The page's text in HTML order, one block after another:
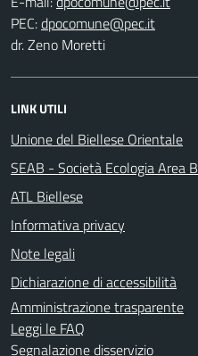
PEC:
dr. Zeno Moretti
LINK UTILI
Unione del Biellese Orientale
SEAB - Società Ecologia Area
ATL Biellese
Informativa privacy
Note legali
Dichiarazione di accessibilità
Amministrazione trasparente
Leggi le FAQ
Segnalazione disservizio